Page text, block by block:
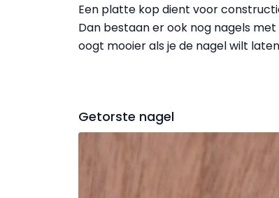
Een platte kop dient voor
Dan bestaan er ook nog nagels
oogt mooier als je de nagel wilt
Getorste nagel